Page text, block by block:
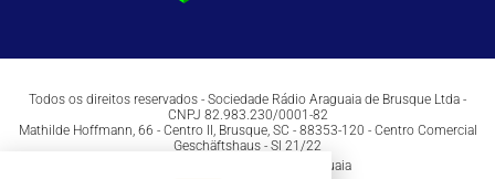
Todos os direitos reservados - Sociedade Rádio Araguaia de Brusque Ltda -
CNPJ 82.983.230/0001-82
Mathilde Hoffmann, 66 - Centro II, Brusque, SC - 88353-120 - Centro Comercial
Geschäftshaus - Sl 21/22
Copyright © 2026 | Rádio Araguaia